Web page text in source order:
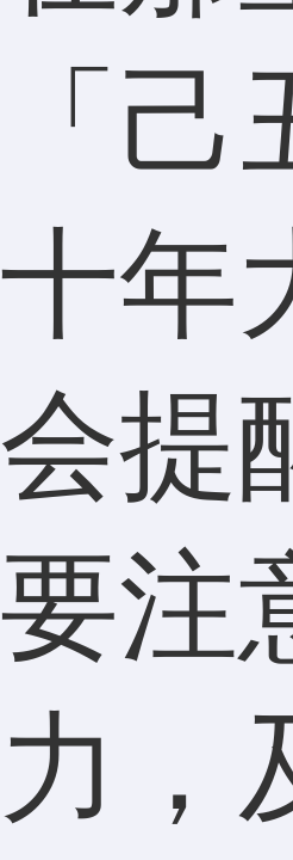
「己
十年
会提
要注
力，